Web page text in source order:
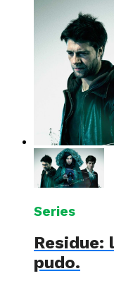
Series
Residue:
pudo.